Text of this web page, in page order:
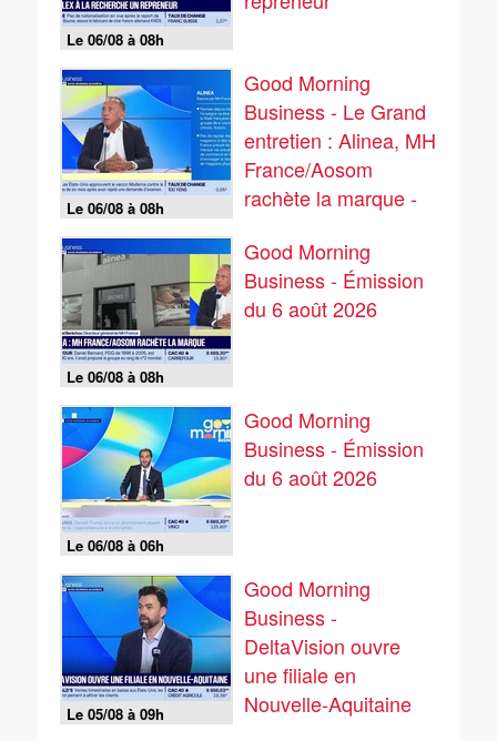
Le 06/08 à 08h
Le 06/08 à 08h
Good Morning
Business - Le Grand
entretien : Alinea, MH
France/Aosom
rachète la marque -
Le 06/08 à 08h
Good Morning
Business - Émission
du 6 août 2026
Le 06/08 à 06h
Good Morning
Business - Émission
du 6 août 2026
Le 05/08 à 09h
Good Morning
Business -
DeltaVision ouvre
une filiale en
Nouvelle-Aquitaine